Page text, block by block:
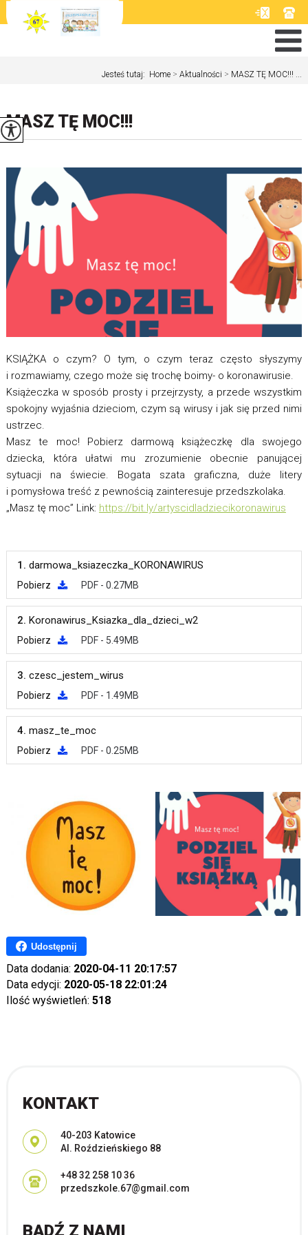
Jesteś tutaj: Home > Aktualności > MASZ TĘ MOC!!! ...
MASZ TĘ MOC!!!
KSIĄŻKA o czym? O tym, o czym teraz często słyszymy
i rozmawiamy, czego może się trochę boimy- o koronawirusie.
Książeczka w sposób prosty i przejrzysty, a przede wszystkim
spokojny wyjaśnia dzieciom, czym są wirusy i jak się przed nimi
ustrzec.
Masz te moc! Pobierz darmową książeczkę dla swojego
dziecka, która ułatwi mu zrozumienie obecnie panującej
sytuacji na świecie. Bogata szata graficzna, duże litery
i pomysłowa treść z pewnością zainteresuje przedszkolaka.
„Masz tę moc” Link: https://bit.ly/artyscidladziecikoronawirus
1. darmowa_ksiazeczka_KORONAWIRUS
Pobierz PDF - 0.27MB
2. Koronawirus_Ksiazka_dla_dzieci_w2
Pobierz PDF - 5.49MB
3. czesc_jestem_wirus
Pobierz PDF - 1.49MB
4. masz_te_moc
Pobierz PDF - 0.25MB
Udostępnij
Data dodania: 2020-04-11 20:17:57
Data edycji: 2020-05-18 22:01:24
Ilość wyświetleń: 518
KONTAKT
Adres pocztowy:
40-203 Katowice
Al. Roździeńskiego 88
+48 32 258 10 36
przedszkole.67@gmail.com
BĄDŹ Z NAMI